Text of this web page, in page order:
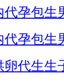
代孕包生
代孕包生
卵代生生